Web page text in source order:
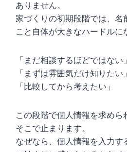
ありません。
家づくりの初期段階では、名
こと自体が大きなハードルに
「まだ相談するほどではない」
「まずは雰囲気だけ知りたい」
「比較してから考えたい」
この段階で個人情報を求めら
そこで止まります。
なぜなら、個人情報を入力す